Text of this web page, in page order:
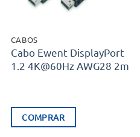
CABOS
Cabo Ewent DisplayPort
1.2 4K@60Hz AWG28 2m
COMPRAR